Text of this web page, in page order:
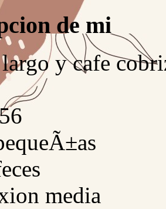
de mi
y cafe
media